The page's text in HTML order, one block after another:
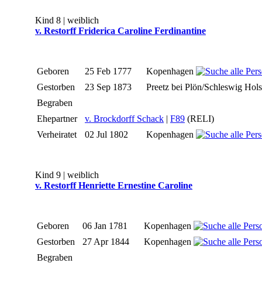
Kind 8 | weiblich
v. Restorff Friderica Caroline Ferdinantine
Geboren 25 Feb 1777
Kopenhagen
Gestorben
23 Sep 1873
Preetz bei Plön/Schleswig
Begraben
Ehepartner
v. Brockdorff Schack | F89 (RELI)
Verheiratet
02 Jul 1802 Kopenhagen
Kind 9 | weiblich
v. Restorff Henriette Ernestine Caroline
Geboren 06 Jan 1781
Kopenhagen
Gestorben
27 Apr 1844
Kopenhagen
Begraben